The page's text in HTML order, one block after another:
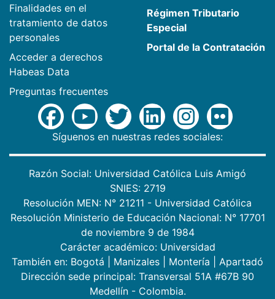
Finalidades en el
tratamiento de datos
personales
Acceder a derechos
Habeas Data
Preguntas frecuentes
Régimen Tributario
Especial
Portal de la Contratación
Síguenos en nuestras redes sociales:
Razón Social: Universidad Católica Luis Amigó
SNIES: 2719
Resolución MEN: N° 21211 - Universidad Católica
Resolución Ministerio de Educación Nacional: N° 17701
de noviembre 9 de 1984
Carácter académico: Universidad
También en: Bogotá Manizales Montería
Apartadó
Dirección sede principal: Transversal 51A #67B 90
Medellín - Colombia.